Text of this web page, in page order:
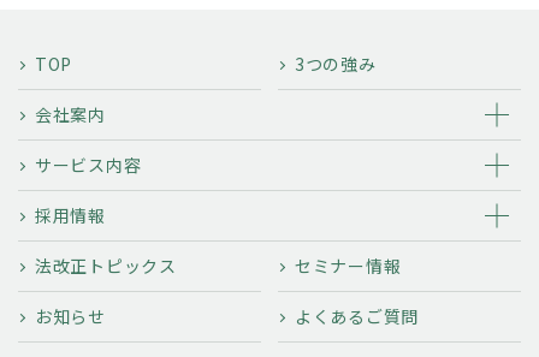
TOP 3つの強み
会社案内
サービス内容
採用情報
法改正トピックス セミナー情報
お知らせ よくあるご質問